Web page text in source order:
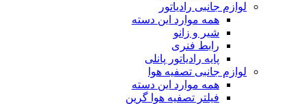
لوازم جانبی رادیاتور
همه موارد این دسته
شیر و زانو
رابط فنری
پایه رادیاتور پانلی
لوازم جانبی تصفیه هوا
همه موارد این دسته
فیلتر تصفیه هوا گرین